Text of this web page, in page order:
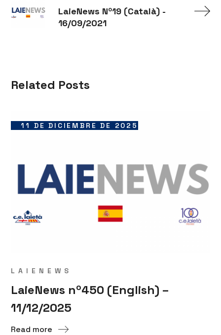
LaieNews Nº19 (Català) -
16/09/2021
Related Posts
11 DE DICIEMBRE DE 2025
LAIENEWS
LaieNews nº450 (English) –
11/12/2025
Read more